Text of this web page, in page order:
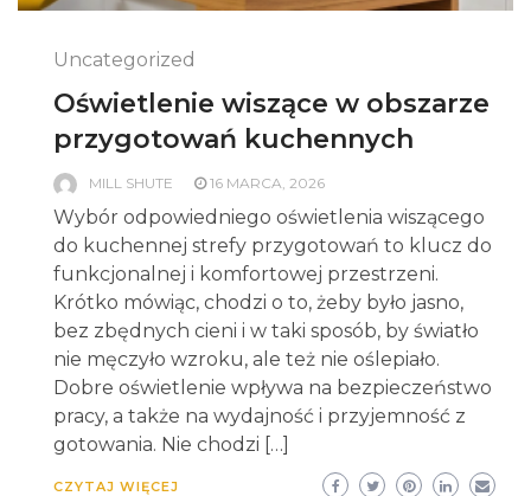
Uncategorized
Oświetlenie wiszące w obszarze
przygotowań kuchennych
MILL SHUTE 16 MARCA, 2026
Wybór odpowiedniego oświetlenia wiszącego
do kuchennej strefy przygotowań to klucz do
funkcjonalnej i komfortowej przestrzeni.
Krótko mówiąc, chodzi o to, żeby było jasno,
bez zbędnych cieni i w taki sposób, by światło
nie męczyło wzroku, ale też nie oślepiało.
Dobre oświetlenie wpływa na bezpieczeństwo
pracy, a także na wydajność i przyjemność z
gotowania. Nie chodzi […]
CZYTAJ WIĘCEJ